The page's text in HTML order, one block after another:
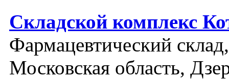
Складской комплекс
Фармацевтический
Московская область,